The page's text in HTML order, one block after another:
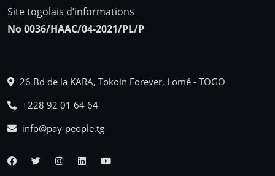
Site togolais d’informations
No 0036/HAAC/04-2021/PL/P
26 Bd de la KARA, Tokoin Forever, Lomé - TOGO
+228 92 01 64 64
info@pay-people.tg